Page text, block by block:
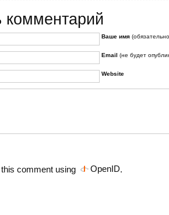
комментарий
Ваше имя
Email (не будет
Website
comment using OpenID.